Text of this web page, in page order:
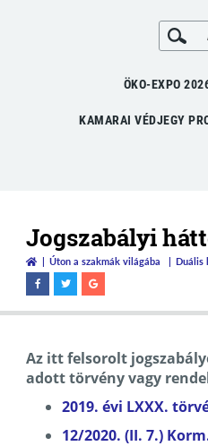
ÖKO-EXPO
KAMARAI VÉDJEGY
Jogszabályi
Úton a szakmák világába Duális
Az itt felsorolt
adott törvény vagy
2019. évi LXXX.
12/2020. (II. 7.)